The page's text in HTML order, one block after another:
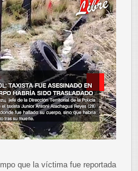
que la víctima fue reportada